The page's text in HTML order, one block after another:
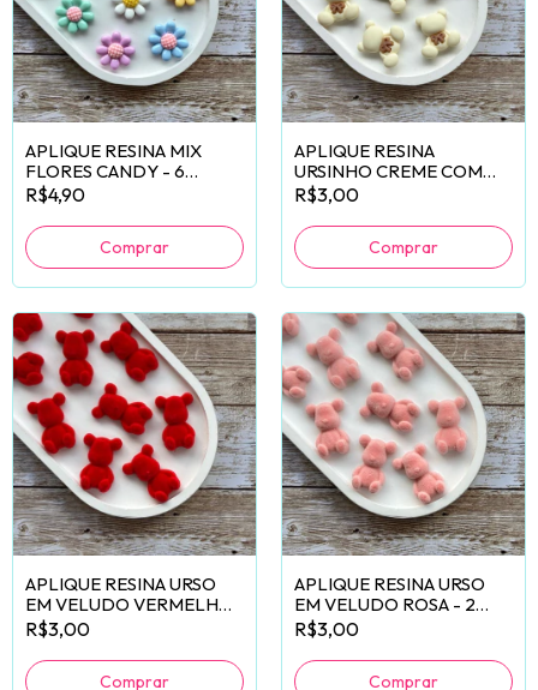
APLIQUE RESINA MIX
FLORES CANDY - 6
UNIDADES
R$4,90
APLIQUE RESINA
URSINHO CREME COM
LACINHO - 2 UNIDADES
R$3,00
APLIQUE RESINA URSO
EM VELUDO VERMELHO
- 2 UNIDADES
R$3,00
APLIQUE RESINA URSO
EM VELUDO ROSA - 2
UNIDADES
R$3,00